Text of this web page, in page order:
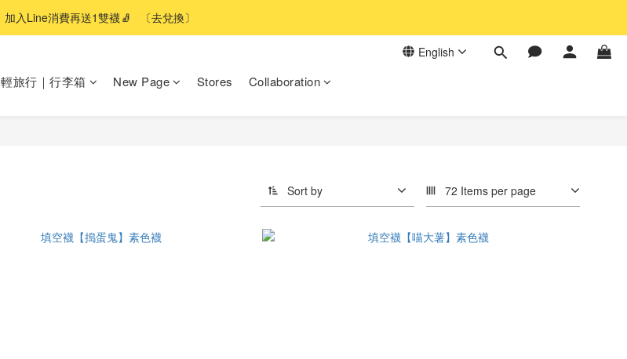
加入Line消費再送1雙襪🧦   〔去兌換〕
English
輕旅行｜行李箱 New Page Stores Collaboration
Sort by 72 Items per page